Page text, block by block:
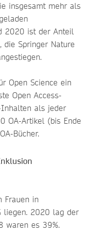
insgesamt mehr als
2020 ist der Anteil
die Springer Nature
Open Science ein
Open Access-
als jeder
OA-Artikel (bis Ende
Bücher.
Frauen in
liegen. 2020 lag der
waren es 39%.